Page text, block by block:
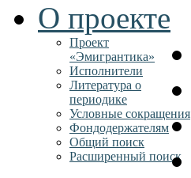
О проекте
Проект
«Эмигрантика»
Исполнители
Литература о
периодике
Условные сокращения
Фондодержателям
Общий поиск
Расширенный поиск